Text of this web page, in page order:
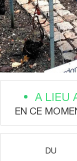
A LIEU
EN CE
DU